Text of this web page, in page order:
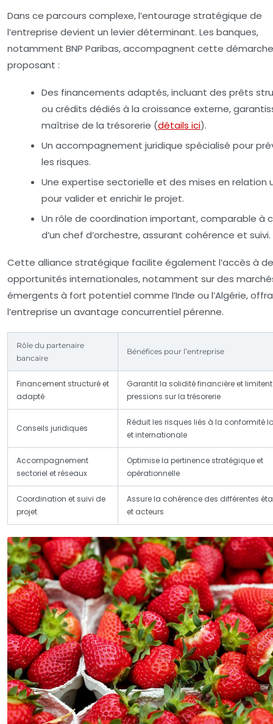
Dans ce parcours complexe, l’entourage stratégique de
l’entreprise devient un levier déterminant. Les banques,
notamment BNP Paribas, accompagnent cette
proposant :
Des financements adaptés, incluant des prêts
ou crédits dédiés à la croissance externe,
maîtrise de la trésorerie (détails ici).
Un accompagnement juridique spécialisé pour
les risques.
Une expertise sectorielle et des mises en relation
pour valider et enrichir le projet.
Un rôle de coordination important, comparable à
d’un chef d’orchestre, assurant cohérence et suivi.
Cette alliance stratégique facilite également l’accès à
opportunités internationales, notamment sur des
émergents à fort potentiel comme l’Inde ou l’Algérie,
l’entreprise un avantage concurrentiel pérenne.
Rôle du partenaire
bancaire
Bénéfices pour l’entreprise
Financement structuré et
adapté
Garantit la solidité financière et
pressions sur la trésorerie
Conseils juridiques
Réduit les risques liés à la conformité
et internationale
Accompagnement
sectoriel et réseaux
Optimise la pertinence stratégique et
opérationnelle
Coordination et suivi de
projet
Assure la cohérence des différentes
et acteurs